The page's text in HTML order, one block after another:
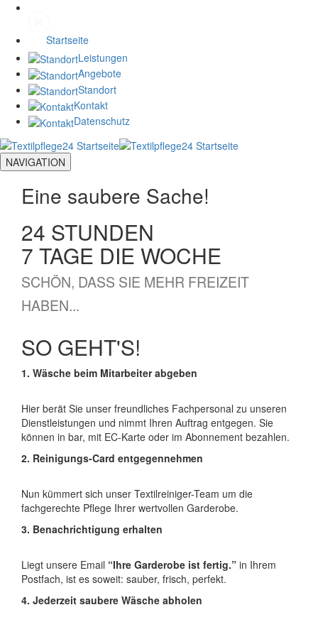
Startseite
Leistungen
Angebote
Standort
Kontakt
Datenschutz
NAVIGATION
Eine saubere Sache!
24 STUNDEN
7 TAGE DIE WOCHE
SCHÖN, DASS SIE MEHR FREIZEIT
HABEN...
SO GEHT'S!
1. Wäsche beim Mitarbeiter abgeben
Hier berät Sie unser freundliches Fachpersonal zu unseren
Dienstleistungen und nimmt Ihren Auftrag entgegen. Sie
können in bar, mit EC-Karte oder im Abonnement bezahlen.
2. Reinigungs-Card entgegennehmen
Nun kümmert sich unser Textilreiniger-Team um die
fachgerechte Pflege Ihrer wertvollen Garderobe.
3. Benachrichtigung erhalten
Liegt unsere Email “Ihre Garderobe ist fertig.” in Ihrem
Postfach, ist es soweit: sauber, frisch, perfekt.
4. Jederzeit saubere Wäsche abholen